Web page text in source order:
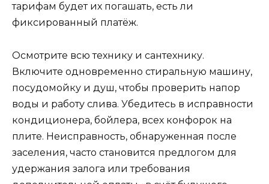
тарифам будет их погашать, есть ли
фиксированный платёж.
Осмотрите всю технику и сантехнику.
Включите одновременно стиральную машину,
посудомойку и душ, чтобы проверить напор
воды и работу слива. Убедитесь в исправности
кондиционера, бойлера, всех конфорок на
плите. Неисправность, обнаруженная после
заселения, часто становится предлогом для
удержания залога или требования